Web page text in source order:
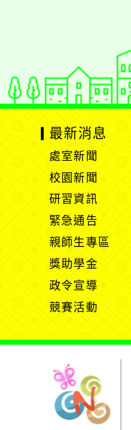
最新消息
處室新聞
校園新聞
研習資訊
緊急通告
親師生專區
獎助學金
政令宣導
競賽活動